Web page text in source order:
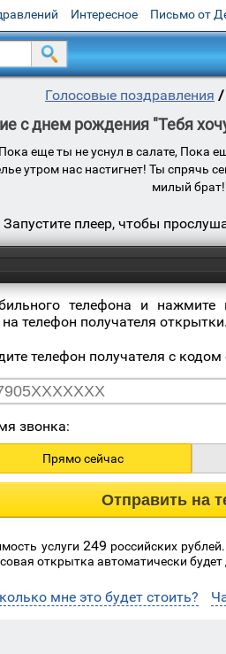
Интересное Письмо от
Голосовые поздравления /
с днем рождения "Тебя
еще ты не уснул в салате, Пока
утром нас настигнет! Ты спрячь
милый
Запустите плеер, чтобы
телефона и
телефон получателя открытки.
телефон получателя с
звонка:
Прямо сейчас
Отправить на
услуги 249 российских
открытка автоматически будет
мне это будет стоить?